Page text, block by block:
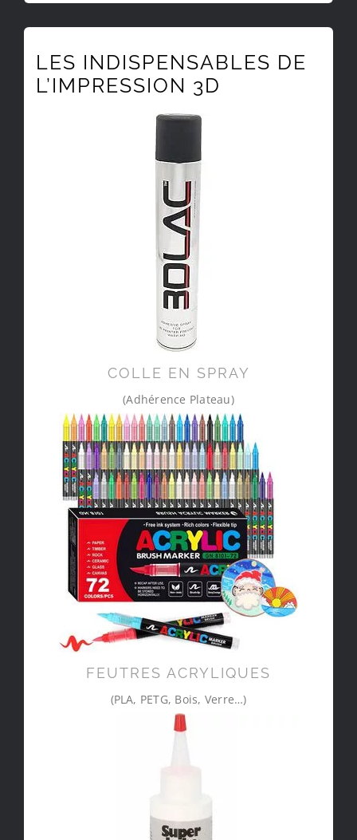
LES INDISPENSABLES DE
L’IMPRESSION 3D
COLLE EN SPRAY
(Adhérence Plateau)
FEUTRES ACRYLIQUES
(PLA, PETG, Bois, Verre…)